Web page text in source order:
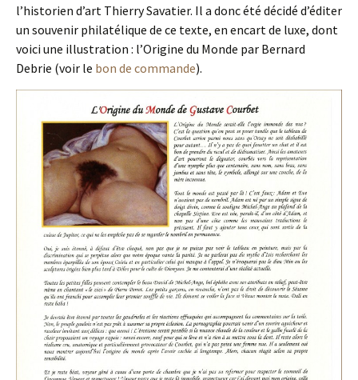
l’historien d’art Thierry Savatier. Il a donc été décidé d’éditer
un souvenir philatélique de ce texte, en encart de luxe, dont
voici une illustration : l’Origine du Monde par Bernard
Debrie (voir le bon de commande).